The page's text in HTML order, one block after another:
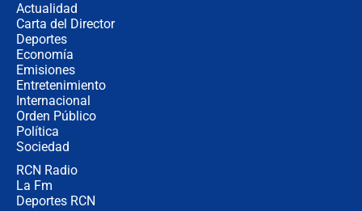
Actualidad
Carta del Director
Deportes
Economía
Emisiones
Entretenimiento
Internacional
Orden Público
Política
Sociedad
RCN Radio
La Fm
Deportes RCN